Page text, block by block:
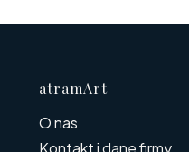
Linki
atramArt
O nas
Kontakt i dane firmy